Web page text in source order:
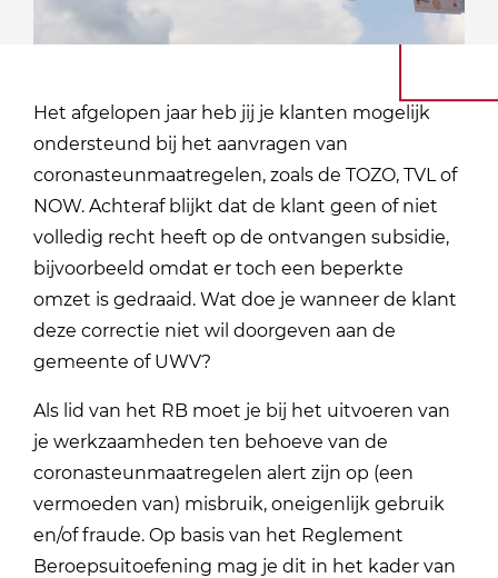
Het afgelopen jaar heb jij je klanten mogelijk
ondersteund bij het aanvragen van
coronasteunmaatregelen, zoals de TOZO, TVL of
NOW. Achteraf blijkt dat de klant geen of niet
volledig recht heeft op de ontvangen subsidie,
bijvoorbeeld omdat er toch een beperkte
omzet is gedraaid. Wat doe je wanneer de klant
deze correctie niet wil doorgeven aan de
gemeente of UWV?
Als lid van het RB moet je bij het uitvoeren van
je werkzaamheden ten behoeve van de
coronasteunmaatregelen alert zijn op (een
vermoeden van) misbruik, oneigenlijk gebruik
en/of fraude. Op basis van het Reglement
Beroepsuitoefening mag je dit in het kader van